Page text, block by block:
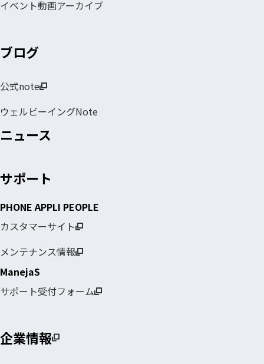
イベント動画アーカイブ
ブログ
公式note
ウェルビーイングNote
ニュース
サポート
PHONE APPLI PEOPLE
カスタマーサイト
メンテナンス情報
ManejaS
サポート受付フォーム
企業情報